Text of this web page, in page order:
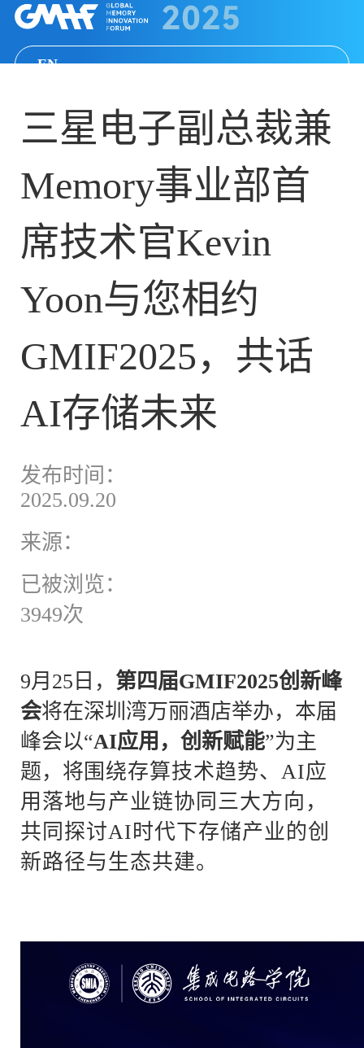
EN
三星电子副总裁兼
Memory事业部首
席技术官Kevin
Yoon与您相约
GMIF2025，共话
AI存储未来
发布时间：
2025.09.20
来源：
已被浏览：
3949次
9月25日， 第四届GMIF2025创新峰
会将在深圳湾万丽酒店举办，本届
峰会以“AI应用，创新赋能”为主
题，将围绕存算技术趋势、AI应
用落地与产业链协同三大方向，
共同探讨AI时代下存储产业的创
新路径与生态共建。